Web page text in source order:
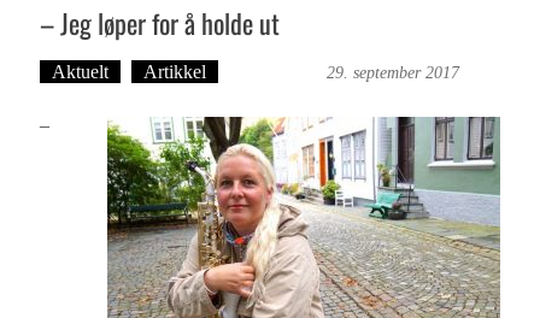
– Jeg løper for å holde ut
Aktuelt Artikkel 29. september 2017
–